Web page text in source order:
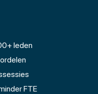
leden
FTE